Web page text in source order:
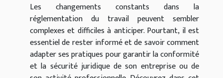
Les changements constants dans la
réglementation du travail peuvent sembler
complexes et difficiles à anticiper. Pourtant, il est
essentiel de rester informé et de savoir comment
adapter ses pratiques pour garantir la conformité
et la sécurité juridique de son entreprise ou de